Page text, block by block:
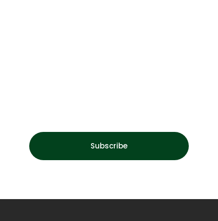
Subscribe